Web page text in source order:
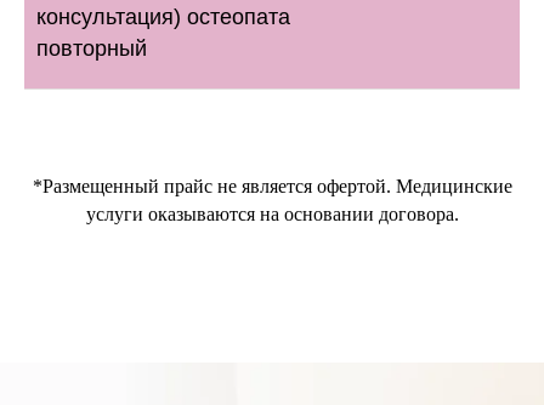
консультация) остеопата
повторный
*Размещенный прайс не является офертой. Медицинские
услуги оказываются на основании договора.